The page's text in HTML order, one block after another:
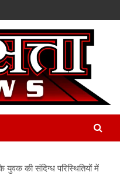
की संदिग्ध परिस्थितियों में